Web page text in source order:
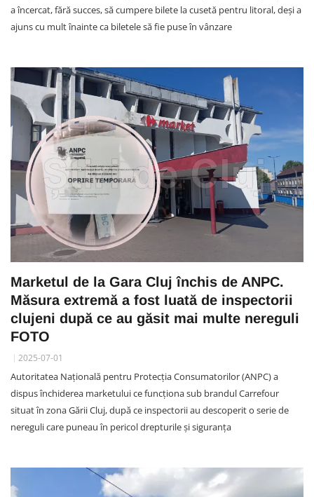
a încercat, fără succes, să cumpere bilete la cusetă pentru litoral, deși a
ajuns cu mult înainte ca biletele să fie puse în vânzare
Marketul de la Gara Cluj închis de ANPC.
Măsura extremă a fost luată de inspectorii
clujeni după ce au găsit mai multe nereguli
FOTO
2025-07-01
Autoritatea Națională pentru Protecția Consumatorilor (ANPC) a
dispus închiderea marketului ce funcționa sub brandul Carrefour
situat în zona Gării Cluj, după ce inspectorii au descoperit o serie de
nereguli care puneau în pericol drepturile și siguranța